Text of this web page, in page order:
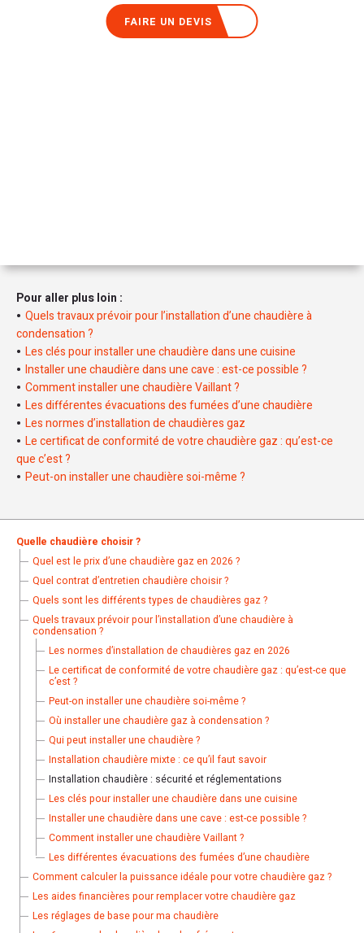
FAIRE UN DEVIS
Pour aller plus loin :
Quels travaux prévoir pour l’installation d’une chaudière à
condensation ?
Les clés pour installer une chaudière dans une cuisine
Installer une chaudière dans une cave : est-ce possible ?
Comment installer une chaudière Vaillant ?
Les différentes évacuations des fumées d’une chaudière
Les normes d’installation de chaudières gaz
Le certificat de conformité de votre chaudière gaz : qu’est-ce
que c’est ?
Peut-on installer une chaudière soi-même ?
Quelle chaudière choisir ?
Quel est le prix d’une chaudière gaz en 2026 ?
Quel contrat d’entretien chaudière choisir ?
Quels sont les différents types de chaudières gaz ?
Quels travaux prévoir pour l’installation d’une chaudière à
condensation ?
Les normes d’installation de chaudières gaz en 2026
Le certificat de conformité de votre chaudière gaz : qu’est-ce que
c’est ?
Peut-on installer une chaudière soi-même ?
Où installer une chaudière gaz à condensation ?
Qui peut installer une chaudière ?
Installation chaudière mixte : ce qu’il faut savoir
Installation chaudière : sécurité et réglementations
Les clés pour installer une chaudière dans une cuisine
Installer une chaudière dans une cave : est-ce possible ?
Comment installer une chaudière Vaillant ?
Les différentes évacuations des fumées d’une chaudière
Comment calculer la puissance idéale pour votre chaudière gaz ?
Les aides financières pour remplacer votre chaudière gaz
Les réglages de base pour ma chaudière